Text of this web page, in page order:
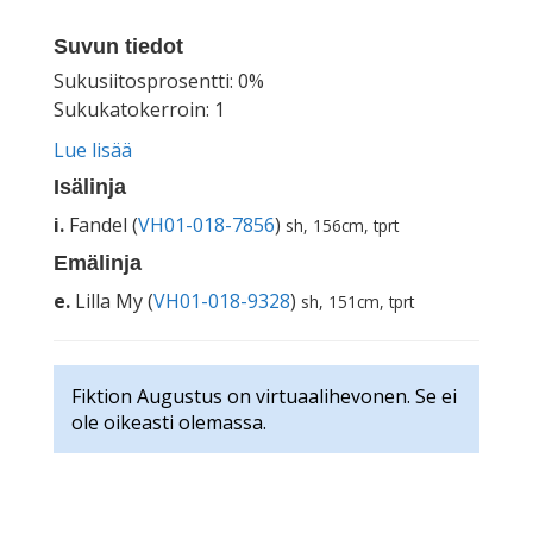
Suvun tiedot
Sukusiitosprosentti: 0%
Sukukatokerroin: 1
Lue lisää
Isälinja
i. Fandel (VH01-018-7856) sh, 156cm, tprt
Emälinja
e. Lilla My (VH01-018-9328) sh, 151cm, tprt
Fiktion Augustus on virtuaalihevonen. Se ei
ole oikeasti olemassa.